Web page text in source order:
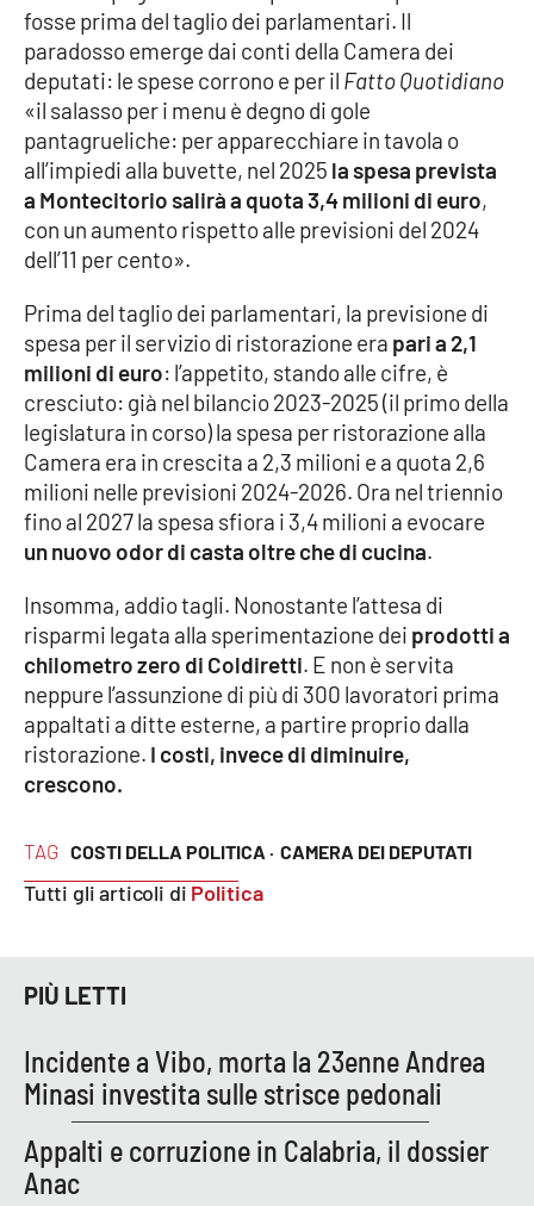
Ambiente
Cronaca
Cultura
Economia e Lavoro
Politica
Sanità
Società
Sport
Good Morning Vietnam
Parchi Marini Calabria
Leggendo Alvaro insieme
Le perfidie di Antonella Grippo
LaC TV
LaC Network
LaC OnAir
TAG COSTI DELLA POLITICA · CAMERA DEI DEPUTATI
Tutti gli articoli di Politica
fosse prima del taglio dei parlamentari. Il
paradosso emerge dai conti della Camera dei
deputati: le spese corrono e per il Fatto Quotidiano
«il salasso per i menu è degno di gole
pantagrueliche: per apparecchiare in tavola o
all’impiedi alla buvette, nel 2025 la spesa prevista
a Montecitorio salirà a quota 3,4 milioni di euro,
con un aumento rispetto alle previsioni del 2024
dell’11 per cento».
Prima del taglio dei parlamentari, la previsione di
spesa per il servizio di ristorazione era pari a 2,1
milioni di euro: l’appetito, stando alle cifre, è
cresciuto: già nel bilancio 2023-2025 (il primo della
legislatura in corso) la spesa per ristorazione alla
Camera era in crescita a 2,3 milioni e a quota 2,6
milioni nelle previsioni 2024-2026. Ora nel triennio
fino al 2027 la spesa sfiora i 3,4 milioni a evocare
un nuovo odor di casta oltre che di cucina.
Insomma, addio tagli. Nonostante l’attesa di
risparmi legata alla sperimentazione dei prodotti a
chilometro zero di Coldiretti. E non è servita
neppure l’assunzione di più di 300 lavoratori prima
appaltati a ditte esterne, a partire proprio dalla
ristorazione. I costi, invece di diminuire,
crescono.
PIÙ LETTI
Incidente a Vibo, morta la 23enne Andrea
Minasi investita sulle strisce pedonali
Appalti e corruzione in Calabria, il dossier
Anac